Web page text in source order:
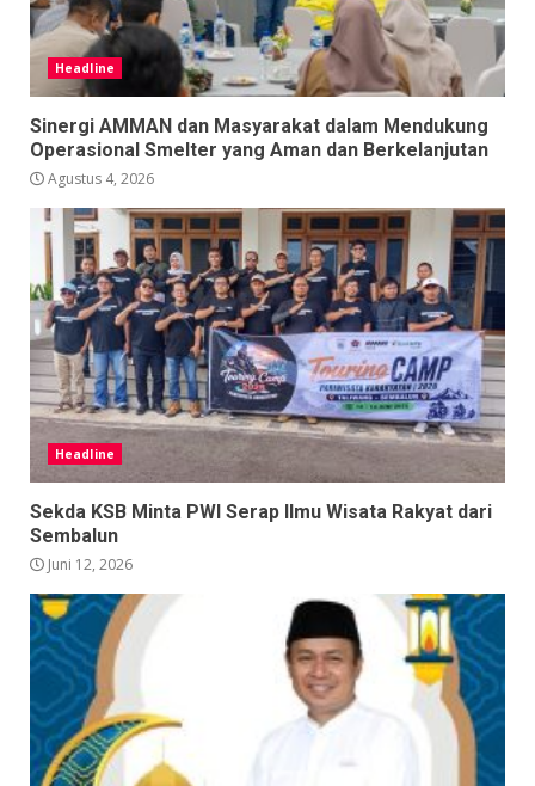
Headline
Sinergi AMMAN dan Masyarakat dalam Mendukung
Operasional Smelter yang Aman dan Berkelanjutan
Agustus 4, 2026
Headline
Sekda KSB Minta PWI Serap Ilmu Wisata Rakyat dari
Sembalun
Juni 12, 2026